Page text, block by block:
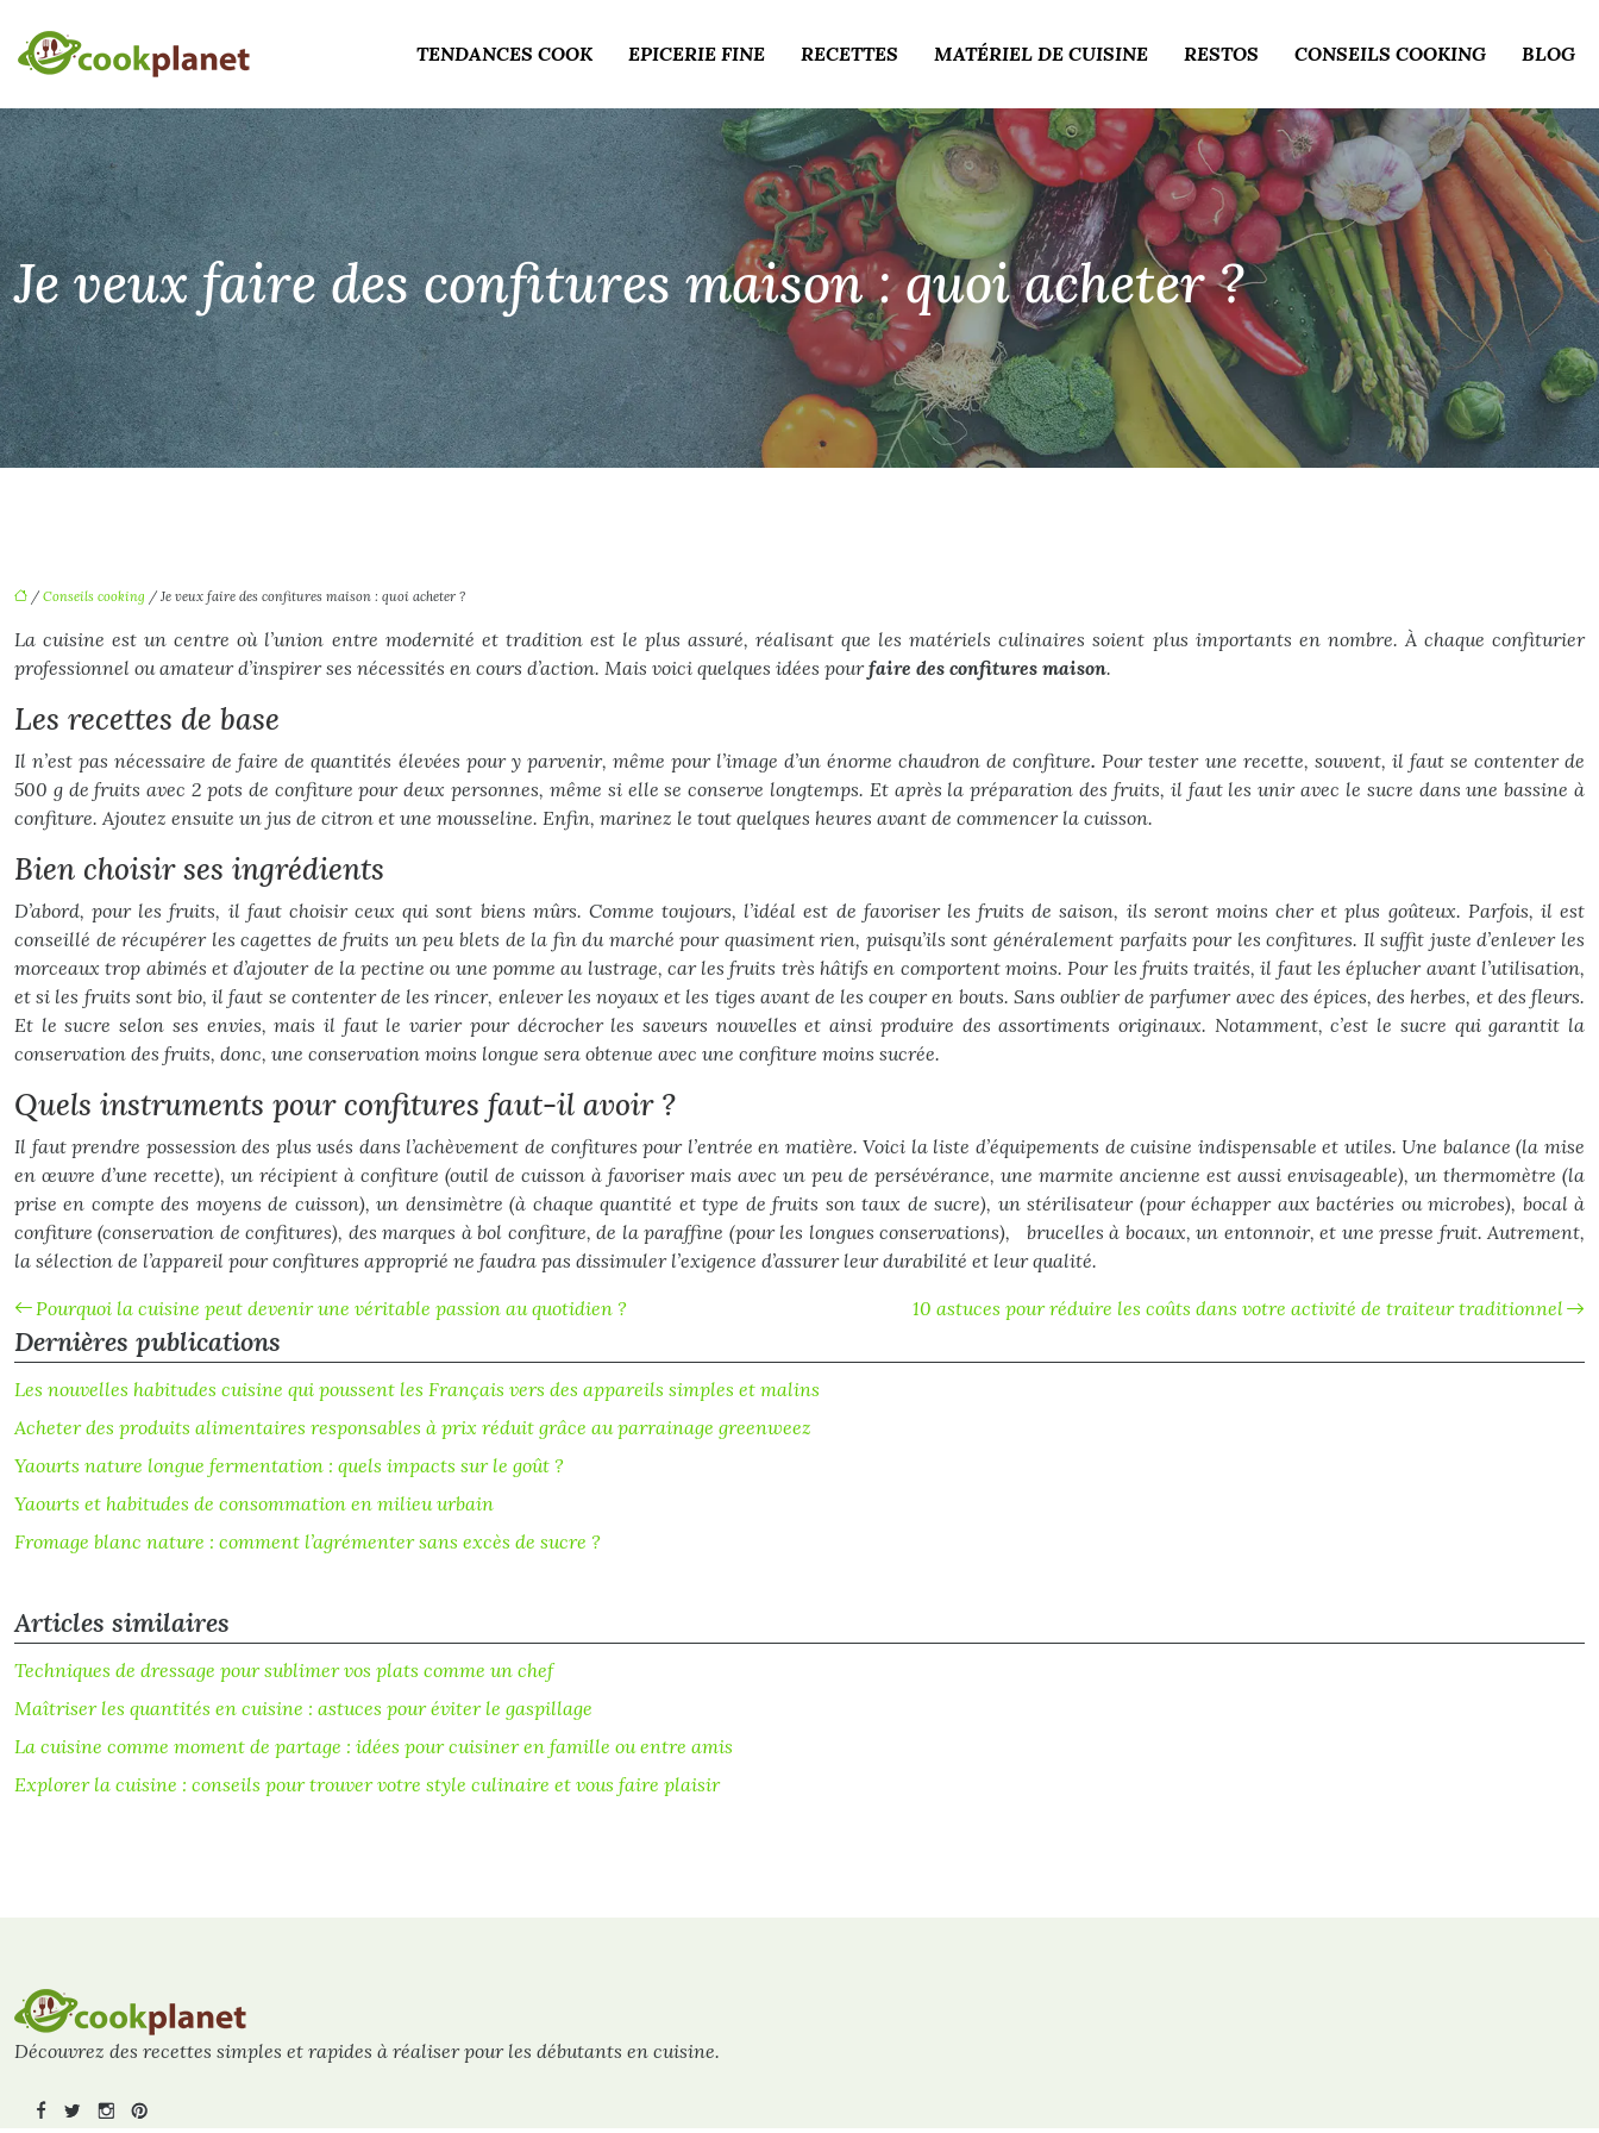
TENDANCES COOK EPICERIE FINE RECETTES MATÉRIEL DE CUISINE RESTOS CONSEILS COOKING BLOG
Je veux faire des confitures maison : quoi acheter ?
/ Conseils cooking / Je veux faire des confitures maison : quoi acheter ?
La cuisine est un centre où l’union entre modernité et tradition est le plus assuré, réalisant que les matériels culinaires soient plus importants en nombre. À chaque confiturier
professionnel ou amateur d’inspirer ses nécessités en cours d’action. Mais voici quelques idées pourfaire des confitures maison.
Les recettes de base
Il n’est pas nécessaire de faire de quantités élevées pour y parvenir, même pour l’image d’un énorme chaudron de confiture. Pour tester une recette, souvent, il faut se contenter de
500 g de fruits avec 2 pots de confiture pour deux personnes, même si elle se conserve longtemps. Et après la préparation des fruits, il faut les unir avec le sucre dans une bassine à
confiture. Ajoutez ensuite un jus de citron et une mousseline. Enfin, marinez le tout quelques heures avant de commencer la cuisson.
Bien choisir ses ingrédients
D’abord, pour les fruits, il faut choisir ceux qui sont biens mûrs. Comme toujours, l’idéal est de favoriser les fruits de saison, ils seront moins cher et plus goûteux. Parfois, il est
conseillé de récupérer les cagettes de fruits un peu blets de la fin du marché pour quasiment rien, puisqu’ils sont généralement parfaits pour les confitures. Il suffit juste d’enlever les
morceaux trop abimés et d’ajouter de la pectine ou une pomme au lustrage, car les fruits très hâtifs en comportent moins. Pour les fruits traités, il faut les éplucher avant l’utilisation,
et si les fruits sont bio, il faut se contenter de les rincer, enlever les noyaux et les tiges avant de les couper en bouts. Sans oublier de parfumer avec des épices, des herbes, et des fleurs.
Et le sucre selon ses envies, mais il faut le varier pour décrocher les saveurs nouvelles et ainsi produire des assortiments originaux. Notamment, c’est le sucre qui garantit la
conservation des fruits, donc, une conservation moins longue sera obtenue avec une confiture moins sucrée.
Quels instruments pour confitures faut-il avoir ?
Il faut prendre possession des plus usés dans l’achèvement de confitures pour l’entrée en matière. Voici la liste d’équipements de cuisine indispensable et utiles. Une balance (la mise
en œuvre d’une recette), un récipient à confiture (outil de cuisson à favoriser mais avec un peu de persévérance, une marmite ancienne est aussi envisageable), un thermomètre (la
prise en compte des moyens de cuisson), un densimètre (à chaque quantité et type de fruits son taux de sucre), un stérilisateur (pour échapper aux bactéries ou microbes), bocal à
confiture (conservation de confitures), des marques à bol confiture, de la paraffine (pour les longues conservations), brucelles à bocaux, un entonnoir, et une presse fruit. Autrement,
la sélection de l’appareil pour confitures approprié ne faudra pas dissimuler l’exigence d’assurer leur durabilité et leur qualité.
Pourquoi la cuisine peut devenir une véritable passion au quotidien ?
10 astuces pour réduire les coûts dans votre activité de traiteur traditionnel
Dernières publications
Les nouvelles habitudes cuisine qui poussent les Français vers des appareils simples et malins
Acheter des produits alimentaires responsables à prix réduit grâce au parrainage greenweez
Yaourts nature longue fermentation : quels impacts sur le goût ?
Yaourts et habitudes de consommation en milieu urbain
Fromage blanc nature : comment l’agrémenter sans excès de sucre ?
Articles similaires
Techniques de dressage pour sublimer vos plats comme un chef
Maîtriser les quantités en cuisine : astuces pour éviter le gaspillage
La cuisine comme moment de partage : idées pour cuisiner en famille ou entre amis
Explorer la cuisine : conseils pour trouver votre style culinaire et vous faire plaisir
Découvrez des recettes simples et rapides à réaliser pour les débutants en cuisine.